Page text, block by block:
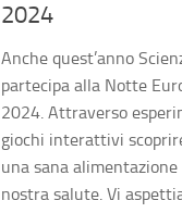
2024
Anche quest’anno
partecipa alla Notte
2024. Attraverso
giochi interattivi
una sana
nostra salute. Vi